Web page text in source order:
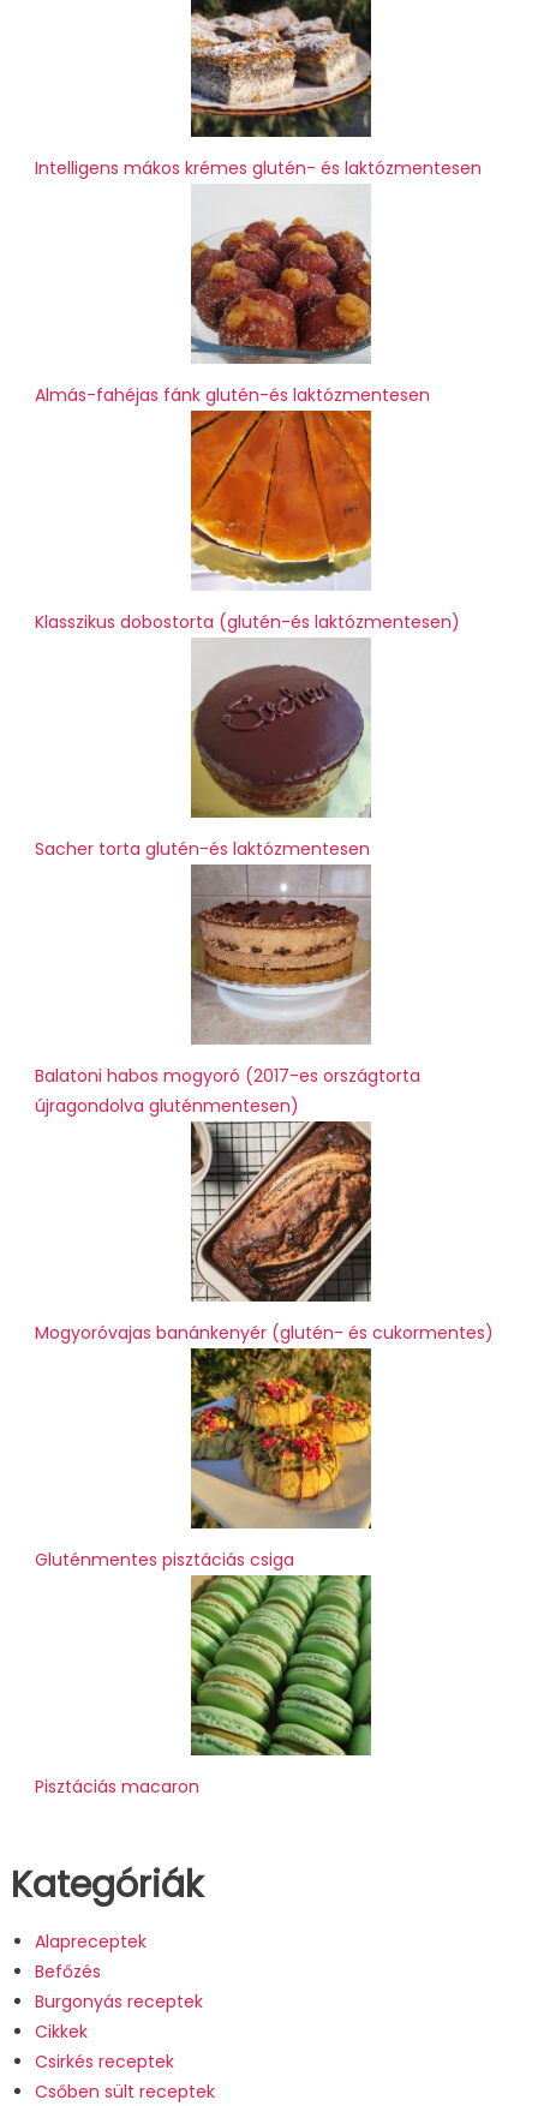
Intelligens mákos krémes glutén- és laktózmentesen
Almás-fahéjas fánk glutén-és laktózmentesen
Klasszikus dobostorta (glutén-és laktózmentesen)
Sacher torta glutén-és laktózmentesen
Balatoni habos mogyoró (2017-es országtorta
újragondolva gluténmentesen)
Mogyoróvajas banánkenyér (glutén- és cukormentes)
Gluténmentes pisztáciás csiga
Pisztáciás macaron
Kategóriák
Alapreceptek
Befőzés
Burgonyás receptek
Cikkek
Csirkés receptek
Csőben sült receptek